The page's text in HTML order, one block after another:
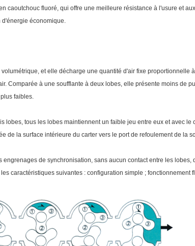
caoutchouc fluoré, qui offre une meilleure résistance à l'usure et
d'énergie économique.
et elle décharge une quantité d'air fixe
Comparée à une soufflante à deux lobes, elle présente moins de
faibles.
lobes, tous les lobes maintiennent un faible jeu entre eux et avec
de la surface intérieure du carter vers le port de refoulement de la
engrenages de synchronisation, sans aucun contact entre les
caractéristiques suivantes : configuration simple ;